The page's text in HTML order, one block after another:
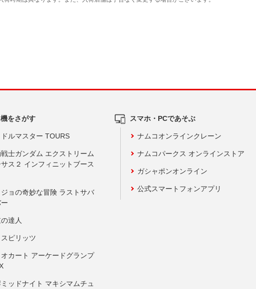
をさがす
ルマスター TOURS
士ガンダム エクストリーム
ス２ インフィニットブース
ョの奇妙な冒険 ラストサバ
達人
ピリッツ
カート アーケードグランプ
ッドナイト マキシマムチュ
スマホ・PCであそぶ
ナムコオンラインクレーン
ナムコパークス オンラインストア
ガシャポンオンライン
公式スマートフォンアプリ